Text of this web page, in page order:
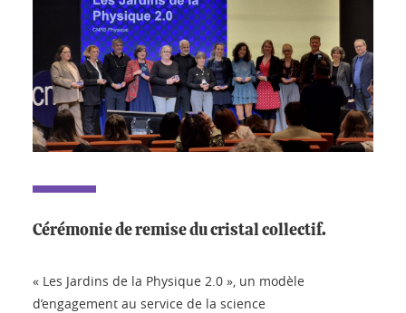
Cérémonie de remise du cristal collectif.
« Les Jardins de la Physique 2.0 », un modèle
d’engagement au service de la science